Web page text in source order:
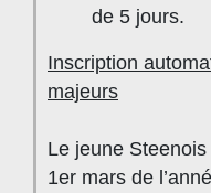
de 5 jours.
Inscription
majeurs
Le jeune
1er mars de